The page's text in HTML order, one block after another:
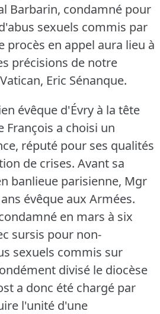
Barbarin, condamné pour
sexuels commis par
procès en appel aura lieu à
précisions de notre
Eric Sénanque.
évêque d'Évry à la tête
François a choisi un
réputé pour ses qualités
de crises. Avant sa
banlieue parisienne, Mgr
évêque aux Armées.
en mars à six
sursis pour non-
sexuels commis sur
divisé le diocèse
a donc été chargé par
l'unité d'une